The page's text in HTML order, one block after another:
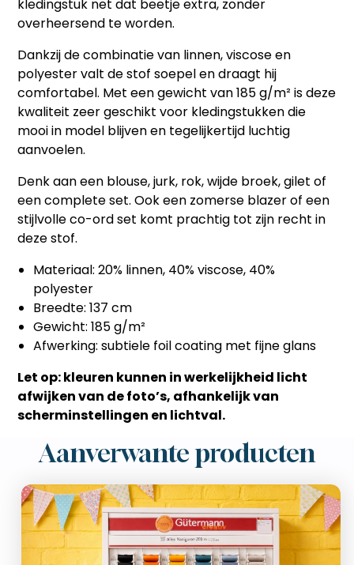
kledingstuk net dat beetje extra, zonder
overheersend te worden.
Dankzij de combinatie van linnen, viscose en
polyester valt de stof soepel en draagt hij
comfortabel. Met een gewicht van 185 g/m² is deze
kwaliteit zeer geschikt voor kledingstukken die
mooi in model blijven en tegelijkertijd luchtig
aanvoelen.
Denk aan een blouse, jurk, rok, wijde broek, gilet of
een complete set. Ook een zomerse blazer of een
stijlvolle co-ord set komt prachtig tot zijn recht in
deze stof.
Materiaal: 20% linnen, 40% viscose, 40%
polyester
Breedte: 137 cm
Gewicht: 185 g/m²
Afwerking: subtiele foil coating met fijne glans
Let op: kleuren kunnen in werkelijkheid licht
afwijken van de foto’s, afhankelijk van
scherminstellingen en lichtval.
Aanverwante producten